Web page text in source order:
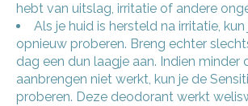
hebt van uitslag, irritatie of andere
Als je huid is hersteld na irritatie,
opnieuw proberen. Breng echter
dag een dun laagje aan. Indien minder
aanbrengen niet werkt, kun je de
proberen. Deze deodorant werkt